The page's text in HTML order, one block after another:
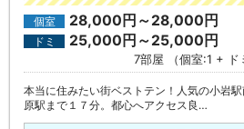
個室 28,000円～28,000円
ドミ 25,000円～25,000円
7部屋 （個室:1 + ド
本当に住みたい街ベストテン！人気の小岩
原駅まで１７分。都心へアクセス良…